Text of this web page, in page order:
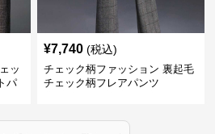
ッ
パ
¥7,740 (税込)
チェック柄ファッション 裏起毛
チェック柄フレアパンツ